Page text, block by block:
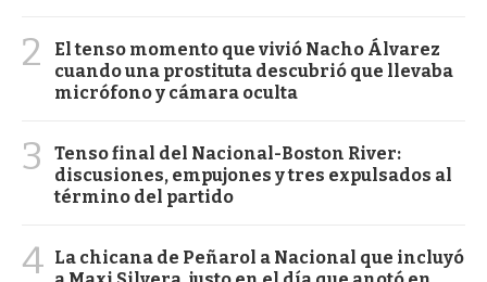
2
El tenso momento que vivió Nacho Álvarez
cuando una prostituta descubrió que llevaba
micrófono y cámara oculta
3
Tenso final del Nacional-Boston River:
discusiones, empujones y tres expulsados al
término del partido
4 La chicana de Peñarol a Nacional que incluyó